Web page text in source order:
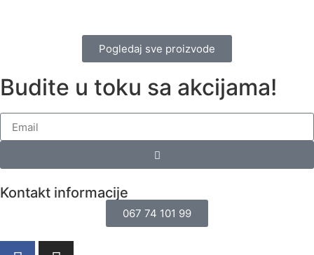
Pogledaj sve proizvode
Budite u toku sa akcijama!
Kontakt informacije
067 74 101 99